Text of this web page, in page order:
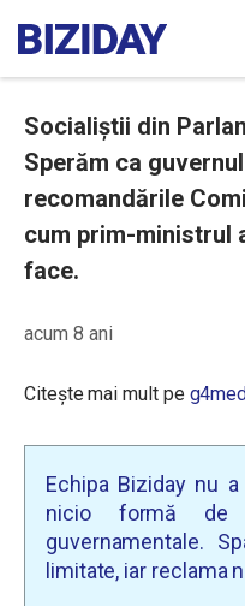
Socialiștii din
Sperăm ca
recomandările
cum prim-ministrul
face.
acum 8 ani
Citește mai mult pe
Echipa Biziday nu
nicio formă de
guvernamentale.
limitate, iar reclama